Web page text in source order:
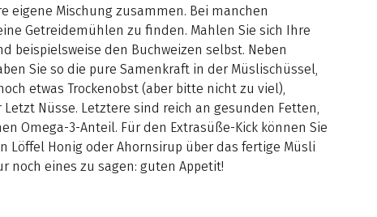
eigene Mischung zusammen. Bei manchen
Getreidemühlen zu finden. Mahlen Sie sich Ihre
beispielsweise den Buchweizen selbst. Neben
Sie so die pure Samenkraft in der Müslischüssel,
etwas Trockenobst (aber bitte nicht zu viel),
Nüsse. Letztere sind reich an gesunden Fetten,
Omega-3-Anteil. Für den Extrasüße-Kick können Sie
Löffel Honig oder Ahornsirup über das fertige Müsli
noch eines zu sagen: guten Appetit!